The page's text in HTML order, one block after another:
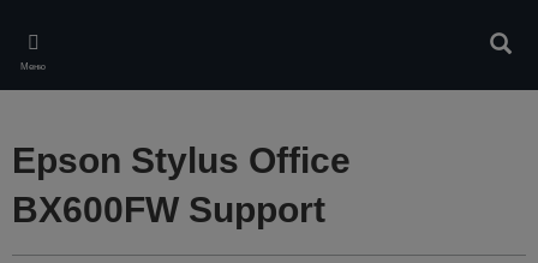
main
content
Меню
Epson Stylus Office
BX600FW Support